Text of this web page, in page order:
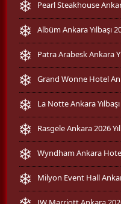
Pearl Steakhouse
Albüm Ankara Yılbaşı
Patra Arabesk Ankara
Grand Wonne Hotel
La Notte Ankara
Rasgele Ankara 2026
Wyndham Ankara
Milyon Event Hall